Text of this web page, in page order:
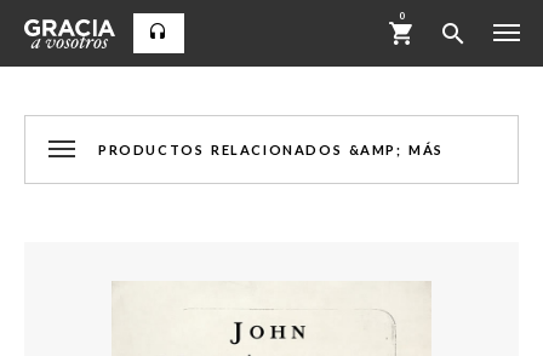
0
PRODUCTOS RELACIONADOS &AMP; MÁS